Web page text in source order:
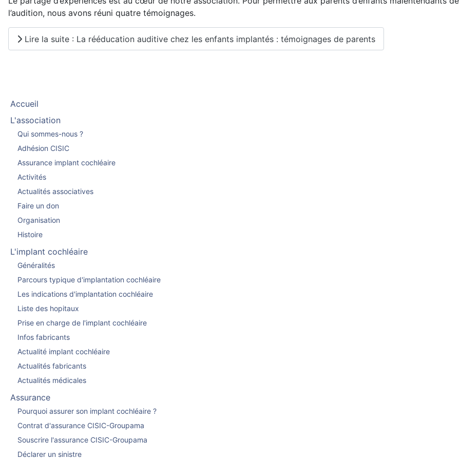
l’audition, nous avons réuni quatre témoignages.
Lire la suite : La rééducation auditive chez les enfants implantés : témoignages de parents
Accueil
L'association
Qui sommes-nous ?
Adhésion CISIC
Assurance implant cochléaire
Activités
Actualités associatives
Faire un don
Organisation
Histoire
L'implant cochléaire
Généralités
Parcours typique d'implantation cochléaire
Les indications d'implantation cochléaire
Liste des hopitaux
Prise en charge de l'implant cochléaire
Infos fabricants
Actualité implant cochléaire
Actualités fabricants
Actualités médicales
Assurance
Pourquoi assurer son implant cochléaire ?
Contrat d'assurance CISIC-Groupama
Souscrire l'assurance CISIC-Groupama
Déclarer un sinistre